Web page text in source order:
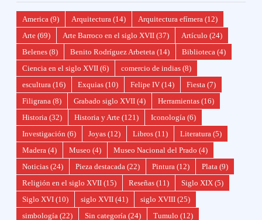
America (9) Arquitectura (14) Arquitectura efímera (12)
Arte (69) Arte Barroco en el siglo XVII (37) Artículo (24)
Belenes (8) Benito Rodríguez Arbeteta (14) Biblioteca (4)
Ciencia en el siglo XVII (6) comercio de indias (8)
escultura (16) Exquias (10) Felipe IV (14) Fiesta (7)
Filigrana (8) Grabado siglo XVII (4) Herramientas (16)
Historia (32) Historia y Arte (121) Iconología (6)
Investigación (6) Joyas (12) Libros (11) Literatura (5)
Madera (4) Museo (4) Museo Nacional del Prado (4)
Noticias (24) Pieza destacada (22) Pintura (12) Plata (9)
Religión en el siglo XVII (15) Reseñas (11) Siglo XIX (5)
Siglo XVI (10) siglo XVII (41) siglo XVIII (25)
simbología (22) Sin categoría (24) Tumulo (12)